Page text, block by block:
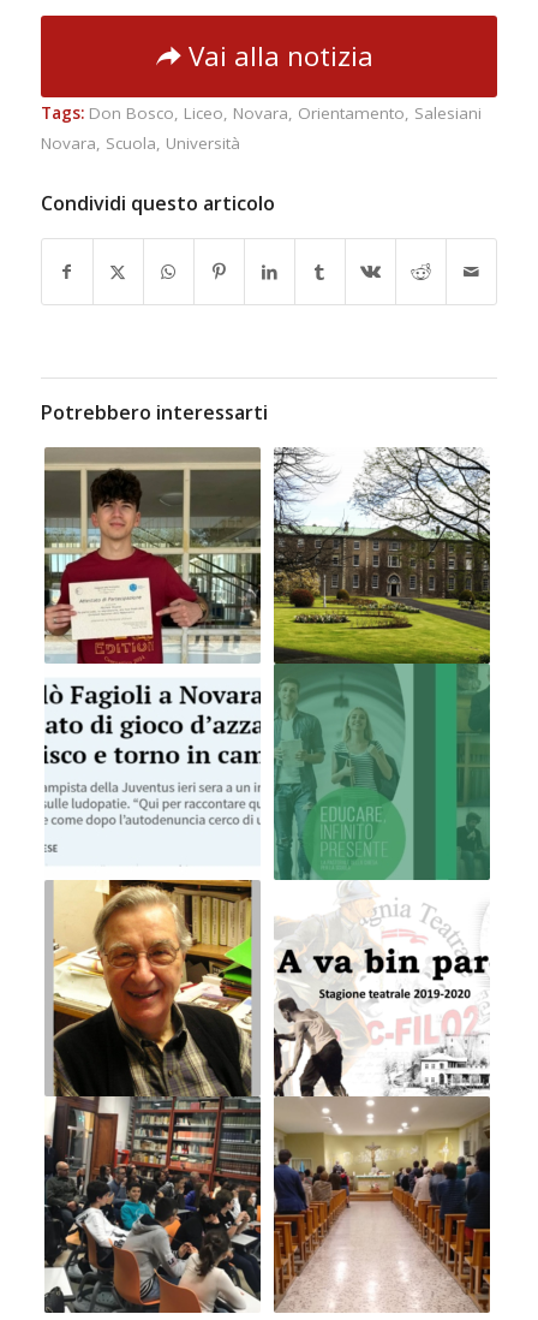
Vai alla notizia
Tags: Don Bosco, Liceo, Novara, Orientamento, Salesiani
Novara, Scuola, Università
Condividi questo articolo
Potrebbero interessarti